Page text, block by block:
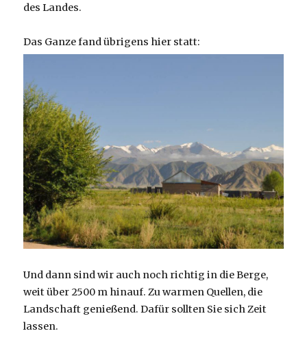
des Landes.
Das Ganze fand übrigens hier statt:
Und dann sind wir auch noch richtig in die Berge,
weit über 2500 m hinauf. Zu warmen Quellen, die
Landschaft genießend. Dafür sollten Sie sich Zeit
lassen.